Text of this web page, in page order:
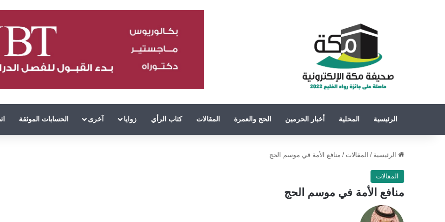
الرئيسية المحلية أخبار الحرمين الحج والعمرة المقالات كتاب الرأي زوايا آخرى الحسابات الموثقة
الرئيسية / المقالات / منافع الأمة في موسم الحج
المقالات
منافع الأمة في موسم الحج